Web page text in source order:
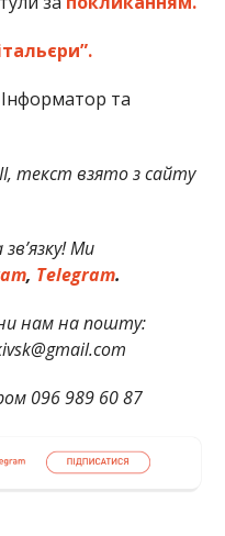
та
текст взято з сайту
Ми
, Telegram.
нам на пошту:
096 989 60 87